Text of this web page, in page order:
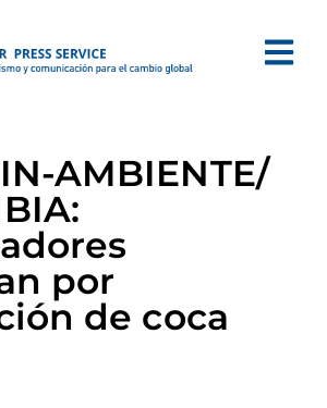
AMBIENTE/
por
de coca